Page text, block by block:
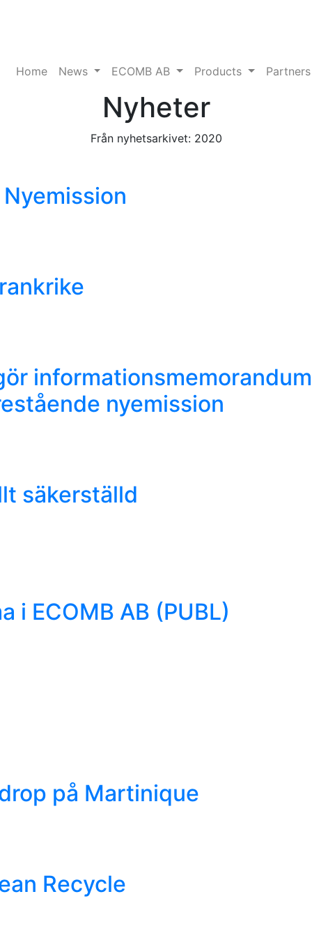
Home News ECOMB AB Products Partners
Nyheter
Från nyhetsarkivet: 2020
informationsmemorandum
nyemission
säkerställd
i ECOMB AB (PUBL)
på Martinique
Recycle